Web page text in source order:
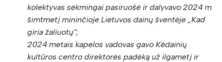
kolektyvas sėkmingai pasiruošė ir dalyvavo 2024 m.
šimtmetį mininčioje Lietuvos dainų šventėje „Kad
giria žaliuotų“;
2024 metais kapelos vadovas gavo Kėdainių
kultūros centro direktorės padėką už ilgametį ir